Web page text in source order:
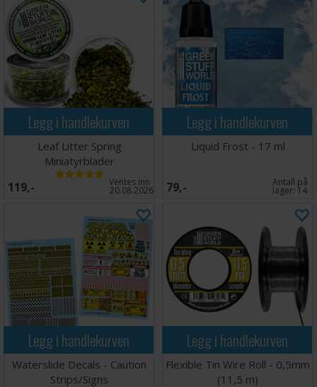
Legg i handlekurven
Leaf Litter Spring
Miniatyrblader
119,- Ventes inn
20.08.2026
Legg i handlekurven
Liquid Frost - 17 ml
79,- Antall på
lager: 14
Legg i handlekurven
Waterslide Decals - Caution
Strips/Signs
Legg i handlekurven
Flexible Tin Wire Roll - 0,5mm
(11,5 m)